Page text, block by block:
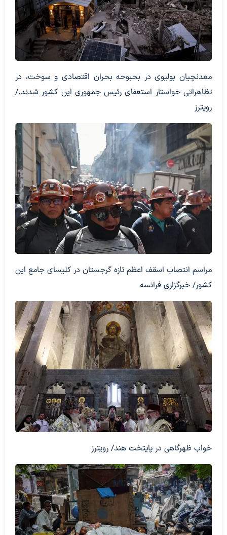
معدنچیان بولیوی در بحبوحه بحران اقتصادی و سوخت، در
تظاهراتی خواستار استعفای رئیس جمهوری این کشور شدند./
رویترز
مراسم انتصاب اسقف اعظم تازه گرجستان در کلیسای جامع این
کشور/ خبرگزاری فرانسه
خواب ظهرگاهی در پایتخت هند/ رویترز